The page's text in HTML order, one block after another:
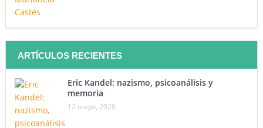
ARTÍCULOS RECIENTES
Eric Kandel: nazismo, psicoanálisis y
memoria
12 mayo, 2026